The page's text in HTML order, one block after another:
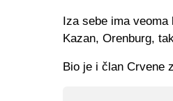
Iza sebe ima veoma
Kazan, Orenburg,
Bio je i član Crvene